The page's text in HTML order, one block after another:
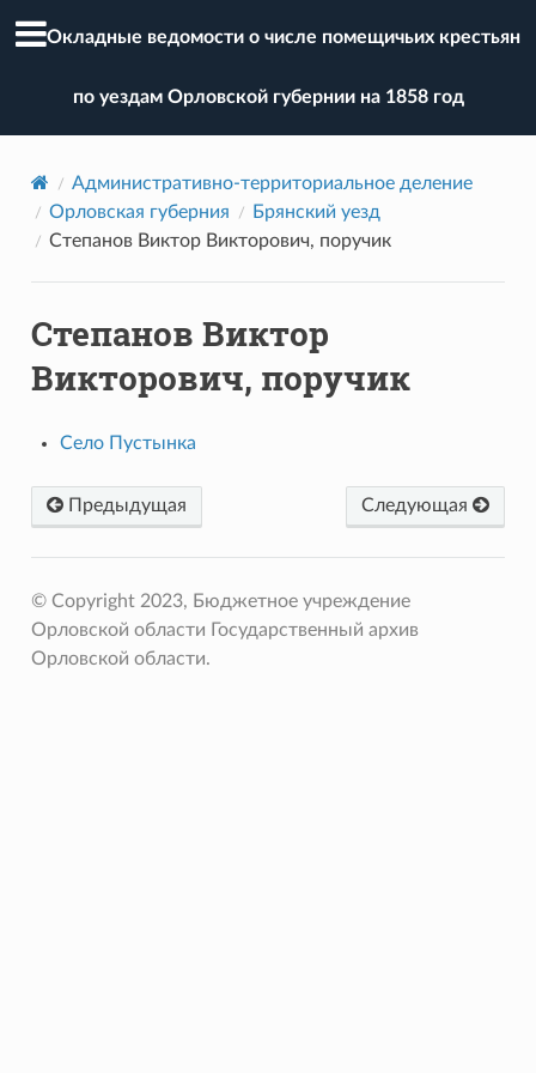
Окладные ведомости о числе помещичьих крестьян
по уездам Орловской губернии на 1858 год
Административно-территориальное деление
Орловская губерния
Брянский уезд
Степанов Виктор Викторович, поручик
Степанов Виктор
Викторович, поручик
Село Пустынка
Предыдущая Следующая
© Copyright 2023, Бюджетное учреждение
Орловской области Государственный архив
Орловской области.